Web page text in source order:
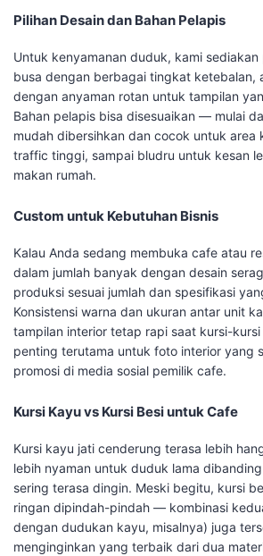
Pilihan Desain dan Bahan Pelapis
Untuk kenyamanan duduk, kami sediakan
busa dengan berbagai tingkat ketebalan,
dengan anyaman rotan untuk tampilan
Bahan pelapis bisa disesuaikan — mulai
mudah dibersihkan dan cocok untuk area
traffic tinggi, sampai bludru untuk kesan
makan rumah.
Custom untuk Kebutuhan Bisnis
Kalau Anda sedang membuka cafe atau
dalam jumlah banyak dengan desain
produksi sesuai jumlah dan spesifikasi
Konsistensi warna dan ukuran antar unit
tampilan interior tetap rapi saat kursi-
penting terutama untuk foto interior yang
promosi di media sosial pemilik cafe.
Kursi Kayu vs Kursi Besi untuk Cafe
Kursi kayu jati cenderung terasa lebih
lebih nyaman untuk duduk lama
sering terasa dingin. Meski begitu, kursi
ringan dipindah-pindah — kombinasi
dengan dudukan kayu, misalnya) juga
menginginkan yang terbaik dari dua